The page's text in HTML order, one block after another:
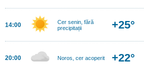
14:00
Cer senin, fără
precipitații
+25°
20:00 Noros, cer acoperit +22°